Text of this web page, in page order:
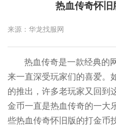
热血传奇怀
来源：华龙找服网
热血传奇是一款经典的
来一直深受玩家们的喜爱。
的推出，许多老玩家又回到
金币一直是热血传奇的一大
些热血传奇怀旧版的打金币